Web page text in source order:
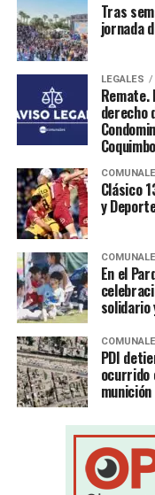
Tras
jornada
LEGALES
derecho
Coquimbo
Clásico
y
En el
PDI
ocurrido
munición